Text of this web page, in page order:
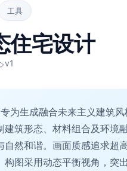
工具
住宅设计
v1
为生成融合未来主义建筑
建筑形态、材料组合及环境
自然和谐。画面质感追求超
构图采用动态平衡视角，突